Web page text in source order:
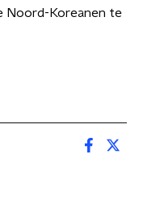
Noord-Koreanen te